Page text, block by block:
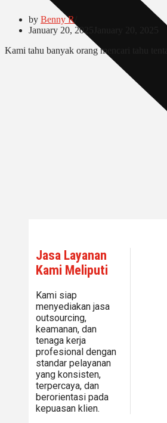
Jasa Layanan
Kami Meliputi
Kami siap
menyediakan jasa
outsourcing,
keamanan, dan
tenaga kerja
profesional dengan
standar pelayanan
yang konsisten,
terpercaya, dan
berorientasi pada
kepuasan klien.
by Benny R
January 20, 2025
Kami tahu banyak orang mencari tahu